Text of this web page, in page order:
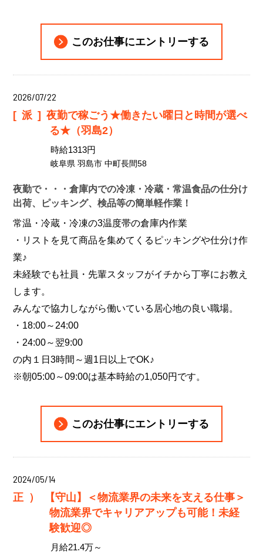
このお仕事にエントリーする
2026/07/22
[派]夜勤で稼ごう★働きたい曜日と時間が選べ
る★（羽島2）
時給1313円
岐阜県 羽島市 中町長間58
夜勤で・・・倉庫内での冷凍・冷蔵・常温食品の仕分け
出荷、ピッキング、検品等の簡単軽作業！
常温・冷蔵・冷凍の3温度帯の倉庫内作業
・リストを見て商品を集めてくるピッキングや仕分け作
業♪
未経験でも社員・先輩スタッフがイチから丁寧にお教え
します。
みんなで協力しながら働いている居心地の良い職場。
・18:00～24:00
・24:00～翌9:00
の内１日3時間～週1日以上でOK♪
※朝05:00～09:00は基本時給の1,050円です。
このお仕事にエントリーする
2024/05/14
正）
【守山】＜物流業界の未来を支える仕事＞
物流業界でキャリアアップも可能！未経
験歓迎◎
月給21.4万～